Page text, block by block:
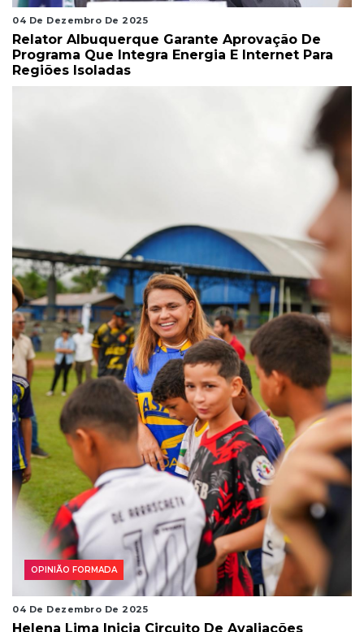
04 De Dezembro De 2025
Relator Albuquerque Garante Aprovação De
Programa Que Integra Energia E Internet Para
Regiões Isoladas
OPINIÃO FORMADA
04 De Dezembro De 2025
Helena Lima Inicia Circuito De Avaliações